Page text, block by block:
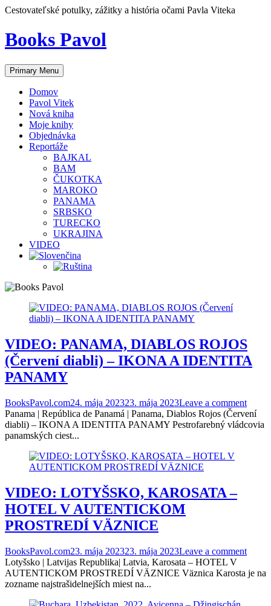
Skip
content
Cestovateľské potulky, zážitky a história očami Pavla Viteka
Books Pavol
Primary Menu
Domov
Pavol Vitek
Nová kniha
Moje knihy
Objednávka
Reportáže
BAJKAL
BAM
ČUKOTKA
MAROKO
PANAMA
SRBSKO
TURECKO
UKRAJINA
VIDEO
VIDEO: PANAMA, DIABLOS ROJOS
(Červení diabli) – IKONA A IDENTITA
PANAMY
BooksPavol.com24. mája 202323. mája 2023Leave a comment
Panama | República de Panamá | Panama, Diablos Rojos (Červení
diabli) – IKONA A IDENTITA PANAMY Pestrofarebný vládcovia
panamských ciest...
VIDEO: LOTYŠSKO, KAROSATA –
HOTEL V AUTENTICKOM
PROSTREDÍ VÄZNICE
BooksPavol.com23. mája 202323. mája 2023Leave a comment
Lotyšsko | Latvijas Republika| Latvia, Karosata – HOTEL V
AUTENTICKOM PROSTREDÍ VÄZNICE Väznica Karosta je na
zozname najstrašidelnejších miest na...